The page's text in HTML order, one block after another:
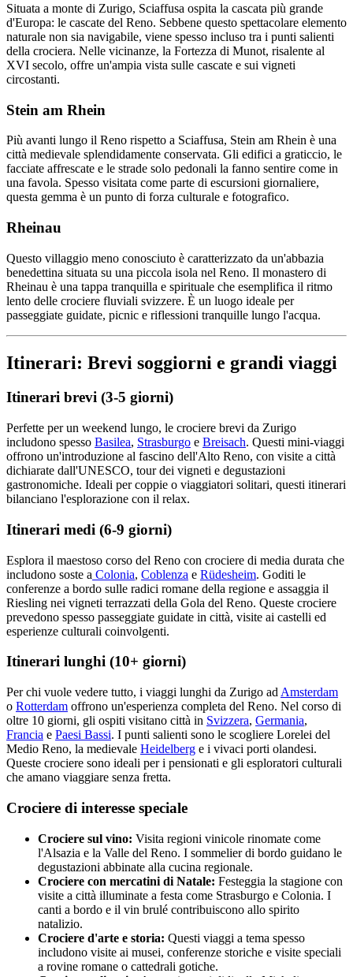
Situata a monte di Zurigo, Sciaffusa ospita la cascata più grande
d'Europa: le cascate del Reno. Sebbene questo spettacolare elemento
naturale non sia navigabile, viene spesso incluso tra i punti salienti
della crociera. Nelle vicinanze, la Fortezza di Munot, risalente al
XVI secolo, offre un'ampia vista sulle cascate e sui vigneti
circostanti.
Stein am Rhein
Più avanti lungo il Reno rispetto a Sciaffusa, Stein am Rhein è una
città medievale splendidamente conservata. Gli edifici a graticcio, le
facciate affrescate e le strade solo pedonali la fanno sentire come in
una favola. Spesso visitata come parte di escursioni giornaliere,
questa gemma è un punto di forza culturale e fotografico.
Rheinau
Questo villaggio meno conosciuto è caratterizzato da un'abbazia
benedettina situata su una piccola isola nel Reno. Il monastero di
Rheinau è una tappa tranquilla e spirituale che esemplifica il ritmo
lento delle crociere fluviali svizzere. È un luogo ideale per
passeggiate guidate, picnic e riflessioni tranquille lungo l'acqua.
Itinerari: Brevi soggiorni e grandi viaggi
Itinerari brevi (3-5 giorni)
Perfette per un weekend lungo, le crociere brevi da Zurigo
includono spesso Basilea, Strasburgo e Breisach. Questi mini-viaggi
offrono un'introduzione al fascino dell'Alto Reno, con visite a città
dichiarate dall'UNESCO, tour dei vigneti e degustazioni
gastronomiche. Ideali per coppie o viaggiatori solitari, questi itinerari
bilanciano l'esplorazione con il relax.
Itinerari medi (6-9 giorni)
Esplora il maestoso corso del Reno con crociere di media durata che
includono soste a Colonia, Coblenza e Rüdesheim. Goditi le
conferenze a bordo sulle radici romane della regione e assaggia il
Riesling nei vigneti terrazzati della Gola del Reno. Queste crociere
prevedono spesso passeggiate guidate in città, visite ai castelli ed
esperienze culturali coinvolgenti.
Itinerari lunghi (10+ giorni)
Per chi vuole vedere tutto, i viaggi lunghi da Zurigo ad Amsterdam
o Rotterdam offrono un'esperienza completa del Reno. Nel corso di
oltre 10 giorni, gli ospiti visitano città in Svizzera, Germania,
Francia e Paesi Bassi. I punti salienti sono le scogliere Lorelei del
Medio Reno, la medievale Heidelberg e i vivaci porti olandesi.
Queste crociere sono ideali per i pensionati e gli esploratori culturali
che amano viaggiare senza fretta.
Crociere di interesse speciale
Crociere sul vino: Visita regioni vinicole rinomate come
l'Alsazia e la Valle del Reno. I sommelier di bordo guidano le
degustazioni abbinate alla cucina regionale.
Crociere con mercatini di Natale: Festeggia la stagione con
visite a città illuminate a festa come Strasburgo e Colonia. I
canti a bordo e il vin brulé contribuiscono allo spirito
natalizio.
Crociere d'arte e storia: Questi viaggi a tema spesso
includono visite ai musei, conferenze storiche e visite speciali
a rovine romane o cattedrali gotiche.